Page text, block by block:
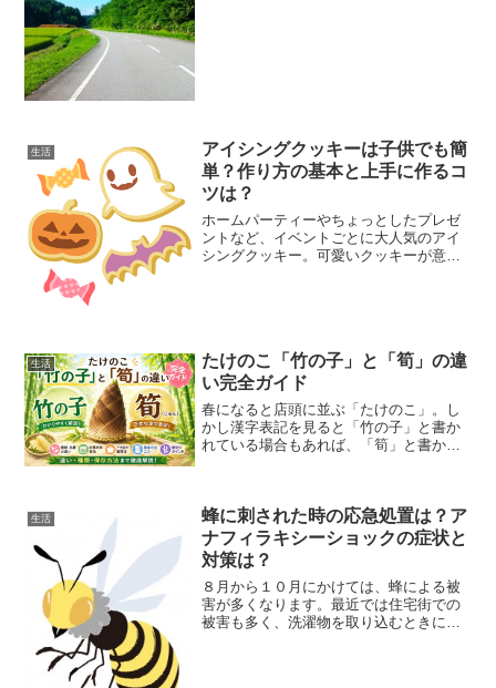
生活
アイシングクッキーは子供でも簡
単？作り方の基本と上手に作るコ
ツは？
ホームパーティーやちょっとしたプレゼ
ントなど、イベントごとに大人気のアイ
シングクッキー。可愛いクッキーが意外
生活
たけのこ「竹の子」と「筍」の違
い完全ガイド
春になると店頭に並ぶ「たけのこ」。し
かし漢字表記を見ると「竹の子」と書か
れている場合もあれば、「筍」と書かれ
してのタケノコは違うの？...
生活
蜂に刺された時の応急処置は？ア
ナフィラキシーショックの症状と
対策は？
８月から１０月にかけては、蜂による被
害が多くなります。最近では住宅街での
被害も多く、洗濯物を取り込むときに刺